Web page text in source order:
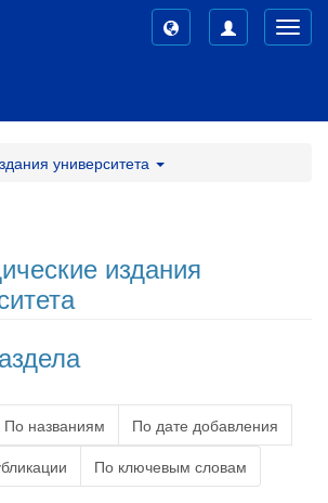
университета
издания
По названиям
По дате добавления
По ключевым словам